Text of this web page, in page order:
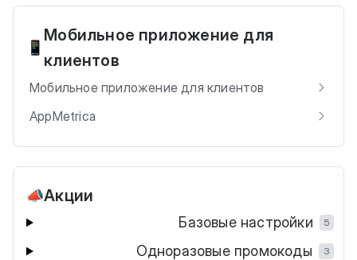
📱
Мобильное приложение для
клиентов
Мобильное приложение для клиентов
AppMetrica
📣Акции
Базовые настройки 5
Одноразовые промокоды 3